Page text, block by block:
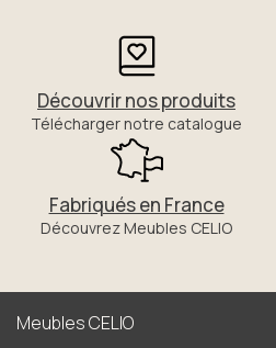
Découvrir nos produits
Télécharger notre catalogue
Fabriqués en France
Découvrez Meubles CELIO
Meubles CELIO